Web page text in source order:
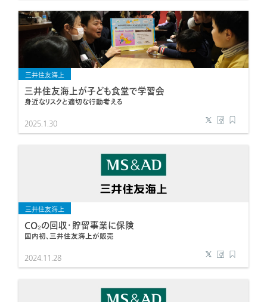
三井住友海上
三井住友海上が子ども食堂で学習会
身近なリスクと適切な行動考える
2025.1.30
三井住友海上
CO₂の回収・貯留事業に保険
国内初、三井住友海上が販売
2024.11.28